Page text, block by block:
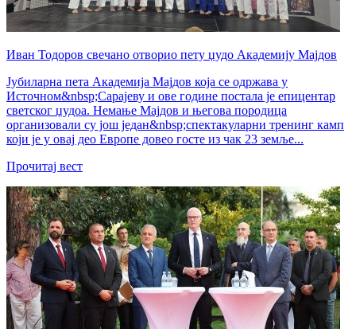
Иван Тодоров свечано отворио пету џудо Академију Мајдов
Јубиларна пета Академија Мајдов која се одржава у
Источном&nbsp;Сарајеву и ове године постала је епицентар
светског џудоа. Немање Мајдов и његова породица
организовали су још један&nbsp;спектакуларни тренинг камп
који је у овај део Европе довео госте из чак 23 земље...
Прочитај вест